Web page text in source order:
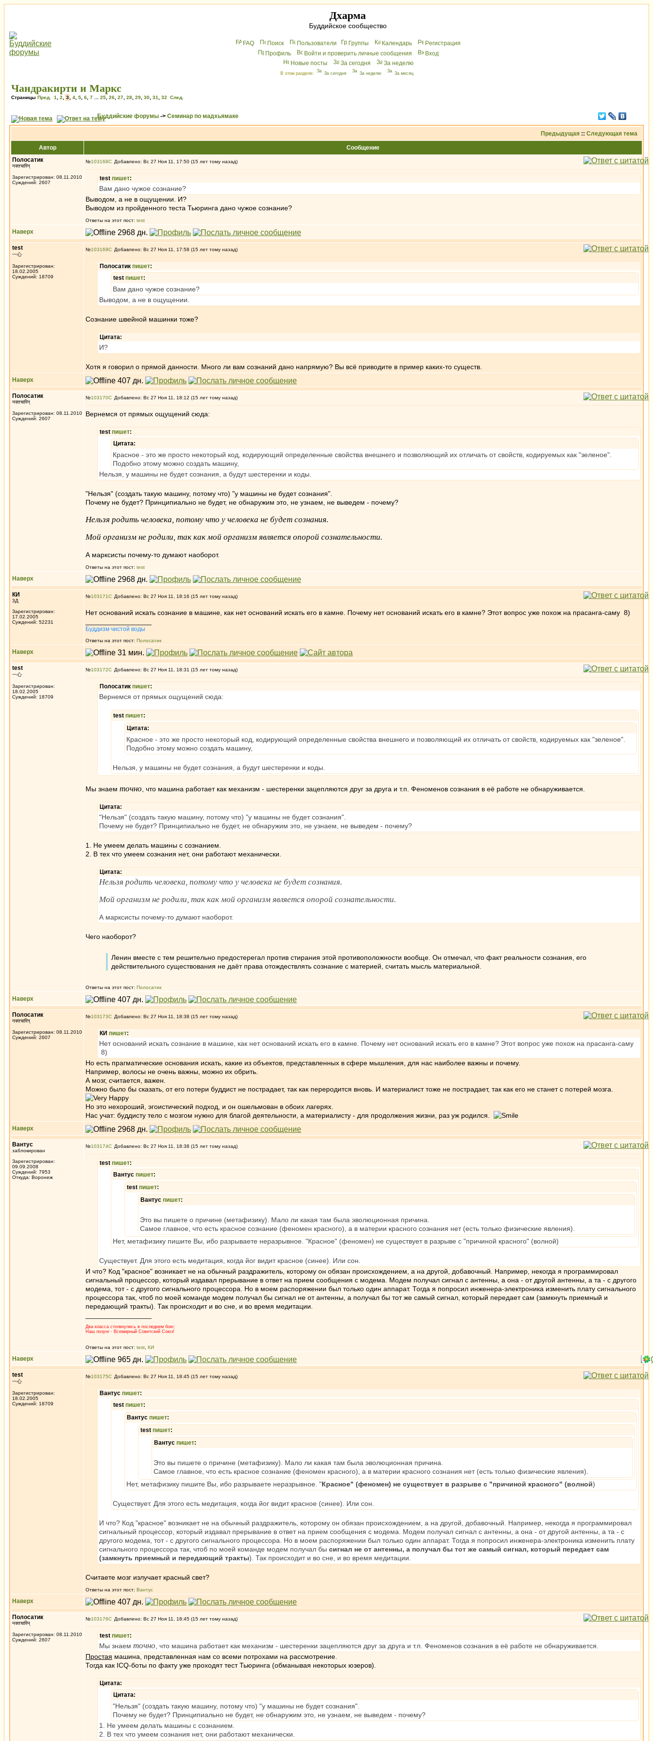
Дхарма
Буддийское сообщество
FAQ Поиск Пользователи Группы Календарь
Peгиcтрaция
Профиль
Войти и проверить личные сообщения
Вхoд
Новые посты
За сегодня За неделю
В этом разделе: За сегодня За неделю За месяц
Чандракирти и Маркс
Страницы Пред. 1 2 3 4 5 6 7 25 26 27 28 29 30 31 32 След.
Буддийские форумы -> Семинар по мадхьямаке
Предыдущая :: Следующая тема
Автор
Сообщение
Полосатик
नक्तचारिन्
Зарегистрирован: 08.11.2010
Суждений: 2607
№103168 Добавлено: Вс 27 Ноя 11, 17:50 (15 лет тому назад)
test пишет:
Вам дано чужое сознание?
Выводом, а не в ощущении. И?
Выводом из пройденного теста Тьюринга дано чужое сознание?
Ответы на этот пост: test
Наверх
test
一心
Зарегистрирован:
18.02.2005
Суждений: 18709
№103169 Добавлено: Вс 27 Ноя 11, 17:58 (15 лет тому назад)
Полосатик пишет:
test пишет:
Вам дано чужое сознание?
Выводом, а не в ощущении.
Сознание швейной машинки тоже?
Цитата:
И?
Хотя я говорил о прямой данности. Много ли вам сознаний дано напрямую? Вы всё приводите в пример каких-то существ.
Наверх
Полосатик
नक्तचारिन्
Зарегистрирован: 08.11.2010
Суждений: 2607
№103170 Добавлено: Вс 27 Ноя 11, 18:12 (15 лет тому назад)
Вернемся от прямых ощущений сюда:
test пишет:
Цитата:
Красное - это же просто некоторый код, кодирующий определенные свойства внешнего и позволяющий их отличать от свойств, кодируемых как "зеленое".
Подобно этому можно создать машину,
Нельзя, у машины не будет сознания, а будут шестеренки и коды.
"Нельзя" (создать такую машину, потому что) "у машины не будет сознания".
Почему не будет? Принципиально не будет, не обнаружим это, не узнаем, не выведем - почему?
Нельзя родить человека, потому что у человека не будет сознания.
Мой организм не родили, так как мой организм является опорой сознательности.
А марксисты почему-то думают наоборот.
Ответы на этот пост: test
Наверх
КИ
3Д
Зарегистрирован:
17.02.2005
Суждений: 52231
№103171 Добавлено: Вс 27 Ноя 11, 18:16 (15 лет тому назад)
Нет оснований искать сознание в машине, как нет оснований искать его в камне. Почему нет оснований искать его в камне? Этот вопрос уже похож на прасанга-саму 8)
Буддизм чистой воды
Ответы на этот пост: Полосатик
Наверх
test
一心
Зарегистрирован:
18.02.2005
Суждений: 18709
№103172 Добавлено: Вс 27 Ноя 11, 18:31 (15 лет тому назад)
Полосатик пишет:
Вернемся от прямых ощущений сюда:
test пишет:
Цитата:
Красное - это же просто некоторый код, кодирующий определенные свойства внешнего и позволяющий их отличать от свойств, кодируемых как "зеленое".
Подобно этому можно создать машину,
Нельзя, у машины не будет сознания, а будут шестеренки и коды.
Мы знаем точно , что машина работает как механизм - шестеренки зацепляются друг за друга и т.п. Феноменов сознания в её работе не обнаруживается.
Цитата:
"Нельзя" (создать такую машину, потому что) "у машины не будет сознания".
Почему не будет? Принципиально не будет, не обнаружим это, не узнаем, не выведем - почему?
1. Не умеем делать машины с сознанием.
2. В тех что умеем сознания нет, они работают механически.
Цитата:
Нельзя родить человека, потому что у человека не будет сознания.
Мой организм не родили, так как мой организм является опорой сознательности.
А марксисты почему-то думают наоборот.
Чего наоборот?
Ленин вместе с тем решительно предостерегал против стирания этой противоположности вообще. Он отмечал, что факт реальности сознания, его
действительного существования не даёт права отождествлять сознание с материей, считать мысль материальной.
Ответы на этот пост: Полосатик
Наверх
Полосатик
नक्तचारिन्
Зарегистрирован: 08.11.2010
Суждений: 2607
№103173 Добавлено: Вс 27 Ноя 11, 18:38 (15 лет тому назад)
КИ пишет:
Нет оснований искать сознание в машине, как нет оснований искать его в камне. Почему нет оснований искать его в камне? Этот вопрос уже похож на прасанга-саму
8)
Но есть прагматические основания искать, какие из объектов, представленных в сфере мышления, для нас наиболее важны и почему.
Например, волосы не очень важны, можно их обрить.
А мозг, считается, важен.
Можно было бы сказать, от его потери буддист не пострадает, так как переродится вновь. И материалист тоже не пострадает, так как его не станет с потерей мозга.
Но это нехороший, эгоистический подход, и он ошельмован в обоих лагерях.
Нас учат: буддисту тело с мозгом нужно для благой деятельности, а материалисту - для продолжения жизни, раз уж родился.
Наверх
Вантус
заблокирован
Зарегистрирован:
09.09.2008
Суждений: 7953
Откуда: Воронеж
№103174 Добавлено: Вс 27 Ноя 11, 18:38 (15 лет тому назад)
test пишет:
Вантус пишет:
test пишет:
Вантус пишет:
Это вы пишете о причине (метафизику). Мало ли какая там была эволюционная причина.
Самое главное, что есть красное сознание (феномен красного), а в материи красного сознания нет (есть только физические явления).
Нет, метафизику пишите Вы, ибо разрываете неразрывное. "Красное" (феномен) не существует в разрыве с "причиной красного" (волной)
Существует. Для этого есть медитация, когда йог видит красное (синее). Или сон.
И что? Код "красное" возникает не на обычный раздражитель, которому он обязан происхождением, а на другой, добавочный. Например, некогда я программировал
сигнальный процессор, который издавал прерывание в ответ на прием сообщения с модема. Модем получал сигнал с антенны, а она - от другой антенны, а та - с другого
модема, тот - с другого сигнального процессора. Но в моем распоряжении был только один аппарат. Тогда я попросил инженера-электроника изменить плату сигнального
процессора так, чтоб по моей команде модем получал бы сигнал не от антенны, а получал бы тот же самый сигнал, который передает сам (замкнуть приемный и
передающий тракты). Так происходит и во сне, и во время медитации.
Два класса столкнулись в последнем бою;
Наш лозунг - Всемирный Советский Союз!
Ответы на этот пост: test КИ
Наверх
test
一心
Зарегистрирован:
18.02.2005
Суждений: 18709
№103175 Добавлено: Вс 27 Ноя 11, 18:45 (15 лет тому назад)
Вантус пишет:
test пишет:
Вантус пишет:
test пишет:
Вантус пишет:
Это вы пишете о причине (метафизику). Мало ли какая там была эволюционная причина.
Самое главное, что есть красное сознание (феномен красного), а в материи красного сознания нет (есть только физические явления).
Нет, метафизику пишите Вы, ибо разрываете неразрывное. "Красное" (феномен) не существует в разрыве с "причиной красного" (волной)
Существует. Для этого есть медитация, когда йог видит красное (синее). Или сон.
И что? Код "красное" возникает не на обычный раздражитель, которому он обязан происхождением, а на другой, добавочный. Например, некогда я программировал
сигнальный процессор, который издавал прерывание в ответ на прием сообщения с модема. Модем получал сигнал с антенны, а она - от другой антенны, а та - с
другого модема, тот - с другого сигнального процессора. Но в моем распоряжении был только один аппарат. Тогда я попросил инженера-электроника изменить плату
сигнального процессора так, чтоб по моей команде модем получал бы сигнал не от антенны, а получал бы тот же самый сигнал, который передает сам
(замкнуть приемный и передающий тракты). Так происходит и во сне, и во время медитации.
Считаете мозг излучает красный свет?
Ответы на этот пост: Вантус
Наверх
Полосатик
नक्तचारिन्
Зарегистрирован: 08.11.2010
Суждений: 2607
№103176 Добавлено: Вс 27 Ноя 11, 18:45 (15 лет тому назад)
test пишет:
Мы знаем точно , что машина работает как механизм - шестеренки зацепляются друг за друга и т.п. Феноменов сознания в её работе не обнаруживается.
Простая машина, представленная нам со всеми потрохами на рассмотрение.
Тогда как ICQ-боты по факту уже проходят тест Тьюринга (обманывая некоторых юзеров).
Цитата:
Цитата:
"Нельзя" (создать такую машину, потому что) "у машины не будет сознания".
Почему не будет? Принципиально не будет, не обнаружим это, не узнаем, не выведем - почему?
1. Не умеем делать машины с сознанием.
2. В тех что умеем сознания нет, они работают механически.